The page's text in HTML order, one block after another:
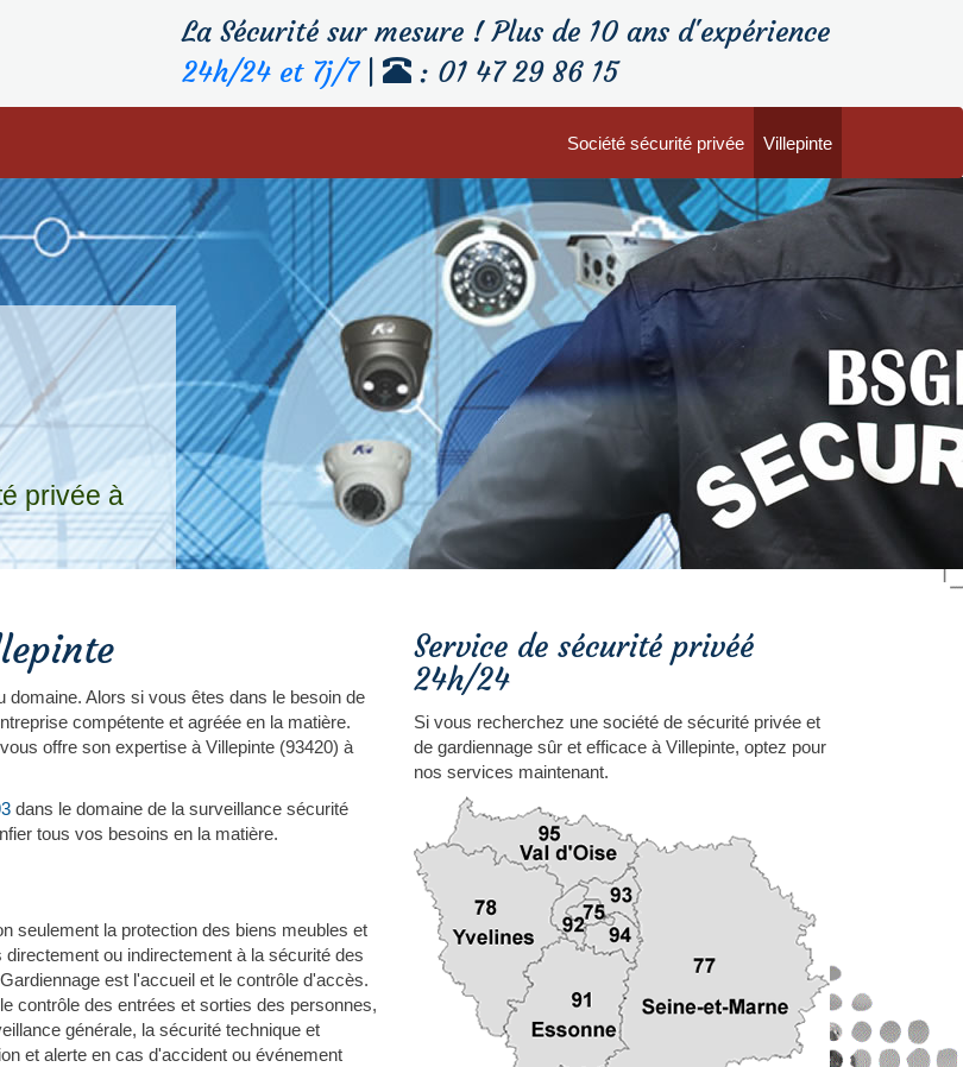
La Sécurité sur mesure ! Plus de 10 ans d'expérience
24h/24 et 7j/7| : 01 47 29 86 15
Société sécurité privée Villepinte
privée à
domaine. Alors si vous êtes dans le besoin de
compétente et agréée en la matière.
offre son expertise à Villepinte (93420) à
dans le domaine de la surveillance sécurité
tous vos besoins en la matière.
seulement la protection des biens meubles et
ou indirectement à la sécurité des
est l'accueil et le contrôle d'accès.
contrôle des entrées et sorties des personnes,
générale, la sécurité technique et
et alerte en cas d'accident ou événement
Service de sécurité privéé
24h/24
Si vous recherchez une société de sécurité privée et
de gardiennage sûr et efficace à Villepinte, optez pour
nos services maintenant.